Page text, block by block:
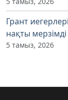
Грант
нақты
5 тамыз, 2026